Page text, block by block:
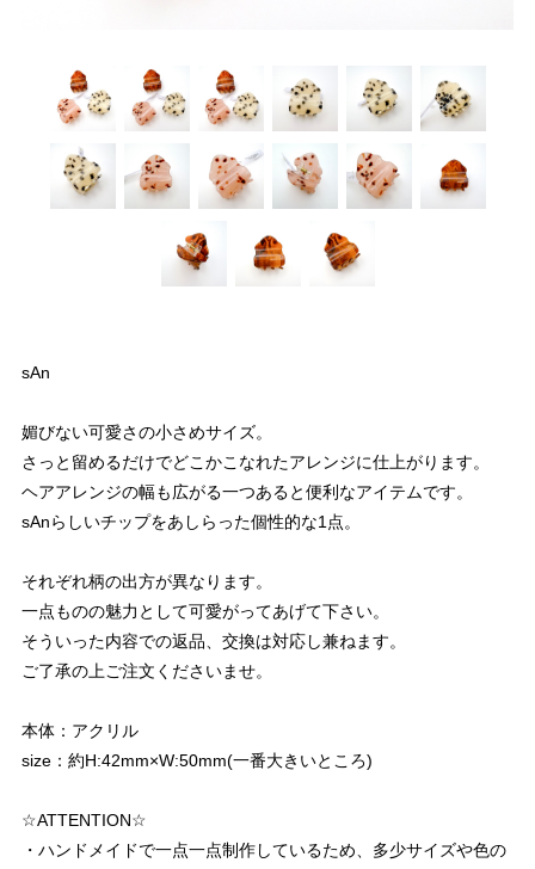
sAn
媚びない可愛さの小さめサイズ。
さっと留めるだけでどこかこなれたアレンジに仕上がります。
ヘアアレンジの幅も広がる一つあると便利なアイテムです。
sAnらしいチップをあしらった個性的な1点。
それぞれ柄の出方が異なります。
一点ものの魅力として可愛がってあげて下さい。
そういった内容での返品、交換は対応し兼ねます。
ご了承の上ご注文くださいませ。
本体：アクリル
size：約H:42mm×W:50mm(一番大きいところ)
☆ATTENTION☆
・ハンドメイドで一点一点制作しているため、多少サイズや色の